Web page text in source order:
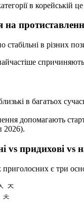
в корейській
на
стабільні в різних
в багатьох
допомагають
2026).
vs придихові vs
приголосних є три
ㅈ
ㅊ